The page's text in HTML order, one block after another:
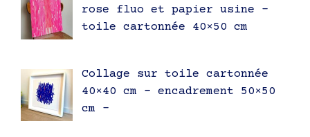
rose fluo et papier usine –
toile cartonnée 40×50 cm
Collage sur toile cartonnée
40×40 cm – encadrement 50×50
cm –